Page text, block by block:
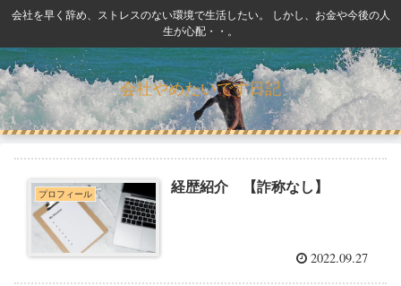
会社を早く辞め、ストレスのない環境で生活したい。 しかし、お金や今後の人
生が心配・・。
会社やめたいです日記
プロフィール 経歴紹介 【詐称なし】
2022.09.27